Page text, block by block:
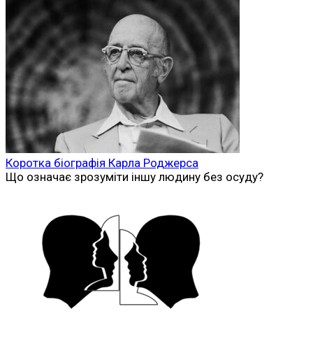
Коротка біографія Карла Роджерса
Що означає зрозуміти іншу людину без осуду?